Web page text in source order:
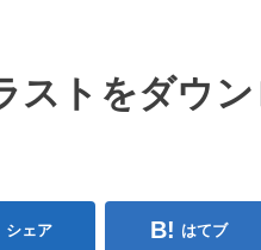
ストをダウ
シェア はてブ